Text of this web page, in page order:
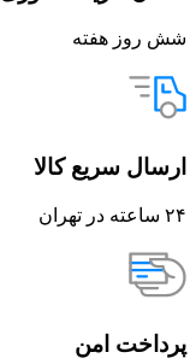
شش روز هفته
ارسال سریع کالا
۲۴ ساعته در تهران
پرداخت امن